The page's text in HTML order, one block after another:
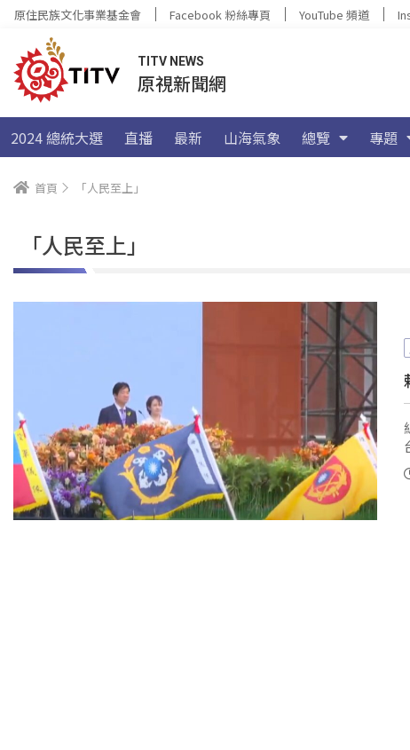
原住民族文化事業基金會 Facebook 粉絲專頁 YouTube 頻道
TITV NEWS
原視新聞網
2024 總統大選 直播 最新 山海氣象 總覽 專題
首頁 「人民至上」
「人民至上」